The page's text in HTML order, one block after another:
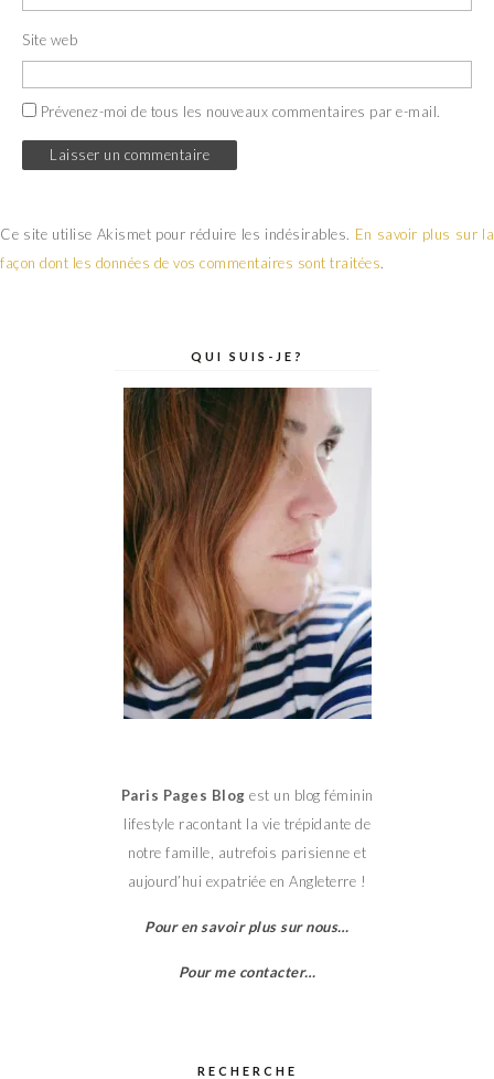
Site web
Prévenez-moi de tous les nouveaux commentaires par e-mail.
Ce site utilise Akismet pour réduire les indésirables. En savoir plus sur la
façon dont les données de vos commentaires sont traitées.
QUI SUIS-JE?
Paris Pages Blog est un blog féminin
lifestyle racontant la vie trépidante de
notre famille, autrefois parisienne et
aujourd’hui expatriée en Angleterre !
Pour en savoir plus sur nous…
Pour me contacter…
RECHERCHE